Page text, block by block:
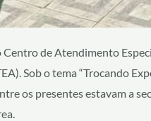
de Atendimento
Sob o tema “Trocando
os presentes estavam a